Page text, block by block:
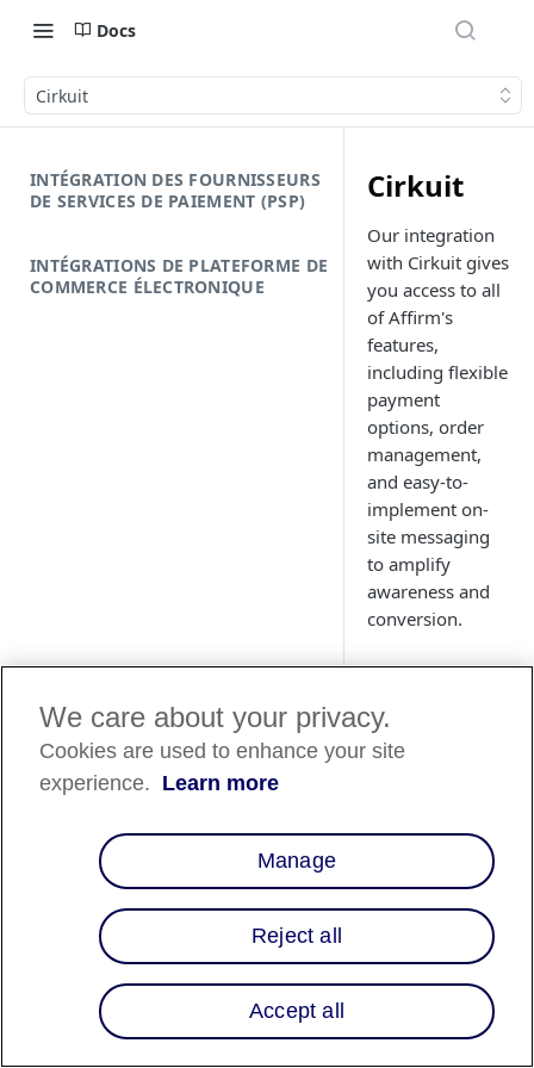
Docs
Cirkuit
INTÉGRATION DES FOURNISSEURS
DE SERVICES DE PAIEMENT (PSP)
INTÉGRATIONS DE PLATEFORME DE
COMMERCE ÉLECTRONIQUE
Cirkuit
Our integration
with Cirkuit gives
you access to all
of Affirm's
features,
including flexible
payment
options, order
management,
and easy-to-
implement on-
site messaging
to amplify
awareness and
conversion.
Liste des pays
Découvrez
d'Affirm à Cirkuit,
charme de la
We care about your privacy.
Cookies are used to enhance your site
experience. Learn more
Manage
Reject all
Accept all